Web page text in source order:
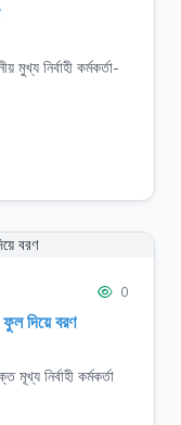
নির্বাহী কর্মকর্তা-
0
ফুল দিয়ে বরণ
নির্বাহী কর্মকর্তা